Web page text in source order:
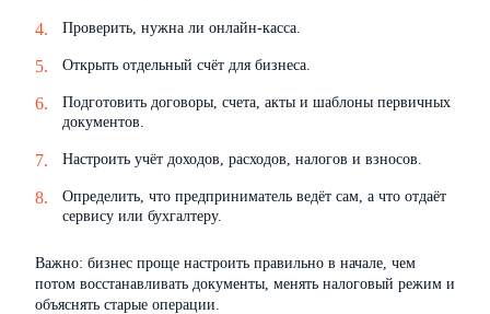
Проверить, нужна ли онлайн-касса.
Открыть отдельный счёт для бизнеса.
Подготовить договоры, счета, акты и шаблоны первичных
документов.
Настроить учёт доходов, расходов, налогов и взносов.
Определить, что предприниматель ведёт сам, а что отдаёт
сервису или бухгалтеру.
Важно: бизнес проще настроить правильно в начале, чем
потом восстанавливать документы, менять налоговый режим и
объяснять старые операции.